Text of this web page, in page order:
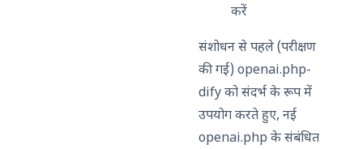
करें
संशोधन से पहले (परीक्षण
की गई) openai.php-
dify को संदर्भ के रूप में
उपयोग करते हुए, नई
openai.php के संबंधित